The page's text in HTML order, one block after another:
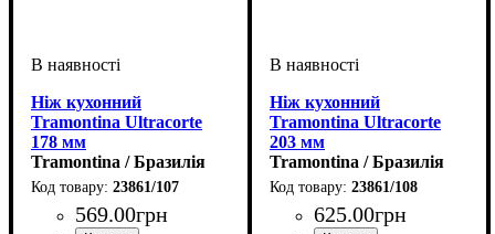
Ніж кухонний
Tramontina Ultracorte
178 мм
Tramontina / Бразилія
23861/107
569.00грн
Ніж кухонний
Tramontina Ultracorte
203 мм
Tramontina / Бразилія
23861/108
625.00грн